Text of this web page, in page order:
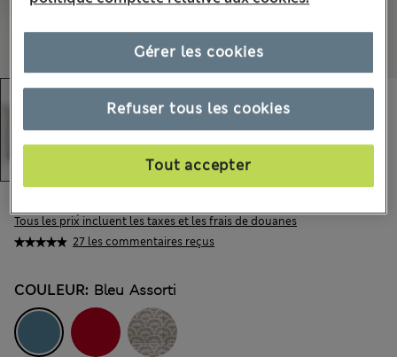
27 les commentaires reçus
Tous les prix incluent les taxes et les frais de douanes
COULEUR: Bleu Assorti
Refuser tous les cookies
Tout accepter
Gérer les cookies